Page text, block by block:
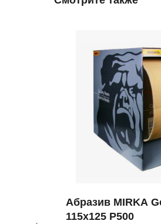
Абразив MIRKA
115х125 Р500